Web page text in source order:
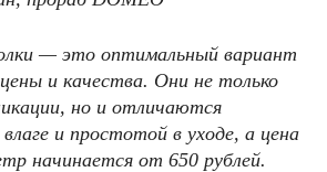
— это оптимальный вариант
и качества. Они не только
но и отличаются
и простотой в уходе, а цена
начинается от 650 рублей.